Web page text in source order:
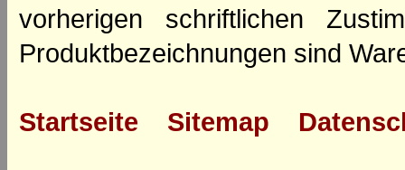
vorherigen schriftlichen
Produktbezeichnungen sind
Startseite Sitemap